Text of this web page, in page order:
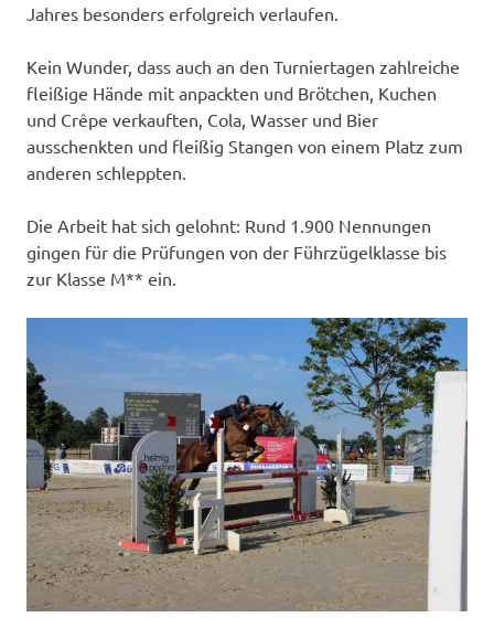
Jahres besonders erfolgreich verlaufen.
Kein Wunder, dass auch an den Turniertagen zahlreiche
fleißige Hände mit anpackten und Brötchen, Kuchen
und Crêpe verkauften, Cola, Wasser und Bier
ausschenkten und fleißig Stangen von einem Platz zum
anderen schleppten.
Die Arbeit hat sich gelohnt: Rund 1.900 Nennungen
gingen für die Prüfungen von der Führzügelklasse bis
zur Klasse M** ein.